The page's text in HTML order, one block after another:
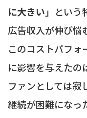
に大きい 」という
広告収入が伸び悩
このコストパフ
に影響を与えたの
ファンとしては寂
継続が困難になっ